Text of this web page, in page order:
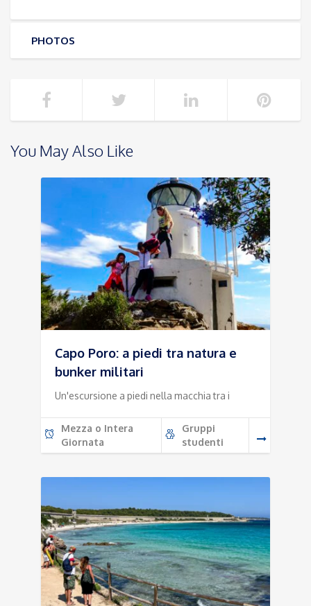
PHOTOS
You May Also Like
Capo Poro: a piedi tra natura e
bunker militari
Un'escursione a piedi nella macchia tra i
Mezza o Intera
Giornata
Gruppi
studenti